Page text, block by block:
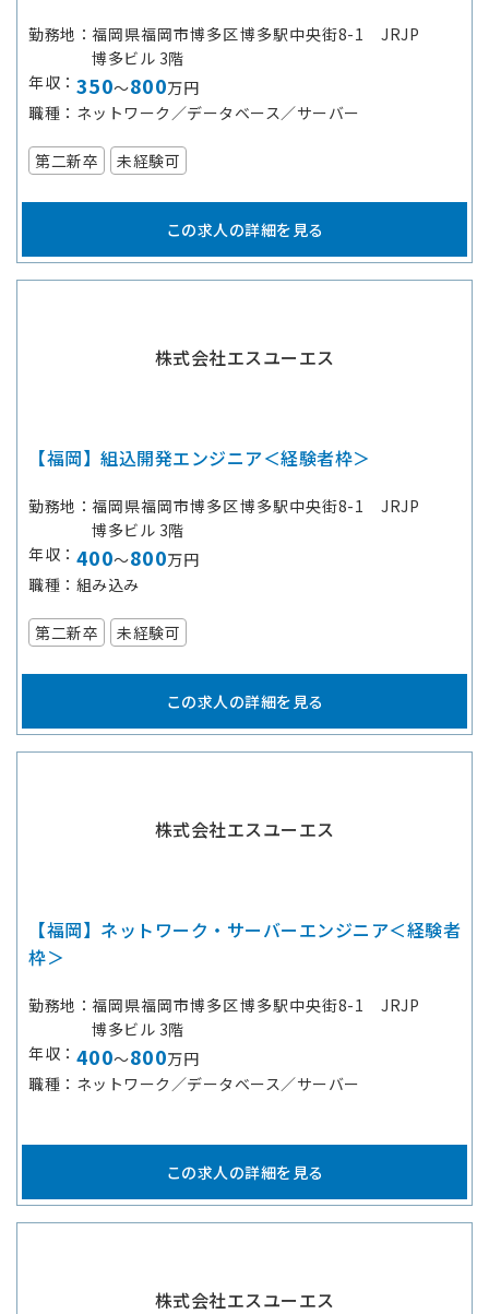
勤務地
福岡県福岡市博多区博多駅中央街8-1 JRJP
博多ビル 3階
年収
350～800万円
職種
ネットワーク／データベース／サーバー
第二新卒 未経験可
この求人の詳細を見る
株式会社エスユーエス
【福岡】組込開発エンジニア＜経験者枠＞
勤務地
福岡県福岡市博多区博多駅中央街8-1 JRJP
博多ビル 3階
年収
400～800万円
職種
組み込み
第二新卒 未経験可
この求人の詳細を見る
株式会社エスユーエス
【福岡】ネットワーク・サーバーエンジニア＜経験者
枠＞
勤務地
福岡県福岡市博多区博多駅中央街8-1 JRJP
博多ビル 3階
年収
400～800万円
職種
ネットワーク／データベース／サーバー
この求人の詳細を見る
株式会社エスユーエス